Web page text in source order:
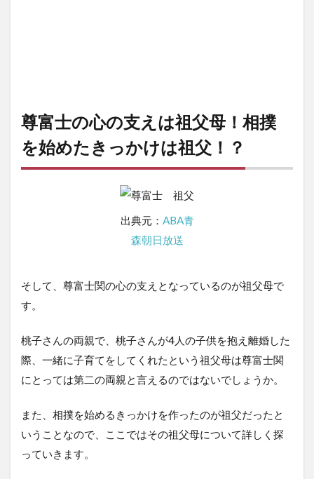
尊富士の心の支えは祖父母！相撲
を始めたきっかけは祖父！？
出典元： ABA青
森朝日放送
そして、尊富士関の心の支えとなっているのが祖父母で
す。
桃子さんの両親で、桃子さんが4人の子供を抱え離婚した
際、一緒に子育てをしてくれたという祖父母は尊富士関
にとっては第二の両親と言えるのではないでしょうか。
また、相撲を始めるきっかけを作ったのが祖父だったと
いうことなので、ここではその祖父母について詳しく探
っていきます。